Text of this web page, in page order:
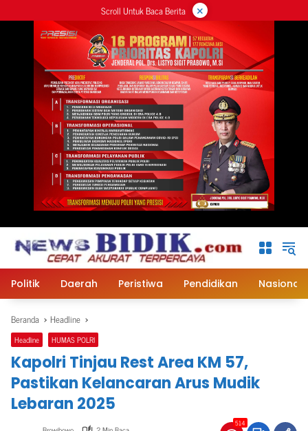
ke
Scroll Untuk Baca Berita ×
Politik Daerah Peristiwa Pendidikan Nasional
Beranda Headline
Headline HUMAS POLRI
Kapolri Tinjau Rest Area KM 57,
Pastikan Kelancaran Arus Mudik
Lebaran 2025
514